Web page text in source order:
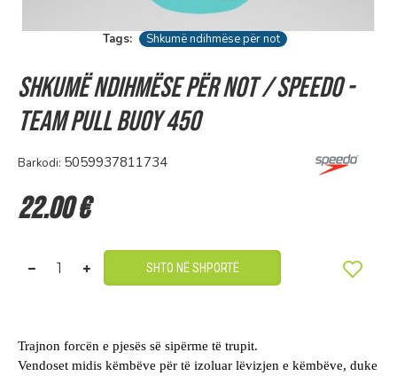
Tags: Shkumë ndihmëse për not
Shkumë ndihmëse për not / Speedo -
TEAM PULL BUOY 450
Barkodi: 5059937811734
22.00 €
SHTO NË SHPORTË
Trajnon forcën e pjesës së sipërme të trupit.
Vendoset midis këmbëve për të izoluar lëvizjen e këmbëve, duke